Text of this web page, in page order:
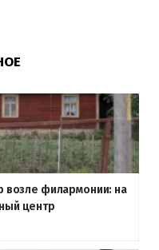
возле филармонии: на
центр